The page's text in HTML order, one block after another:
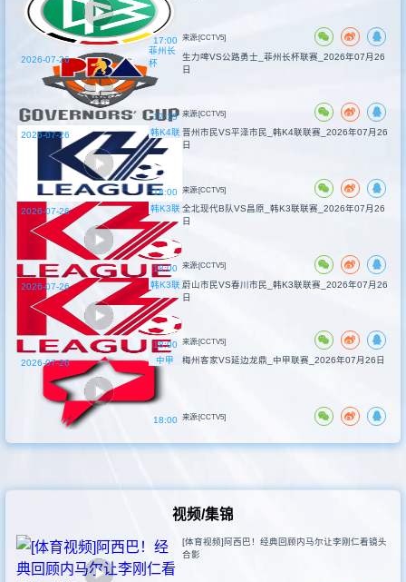
17:00 来源:[CCTV5]
菲州长
杯
17:15
2026-07-26
生力啤VS公路勇士_菲州长杯联赛_2026年07月26
日
来源:[CCTV5]
韩K4联
18:00
2026-07-26
晋州市民VS平泽市民_韩K4联联赛_2026年07月26
日
来源:[CCTV5]
韩K3联
18:00
2026-07-26
全北现代B队VS昌原_韩K3联联赛_2026年07月26
日
来源:[CCTV5]
韩K3联
18:00
2026-07-26
蔚山市民VS春川市民_韩K3联联赛_2026年07月26
日
来源:[CCTV5]
中甲
18:00
2026-07-26 梅州客家VS延边龙鼎_中甲联赛_2026年07月26日
来源:[CCTV5]
视频/集锦
[体育视频]阿西巴！经典回顾内马尔让李刚仁看镜头
合影